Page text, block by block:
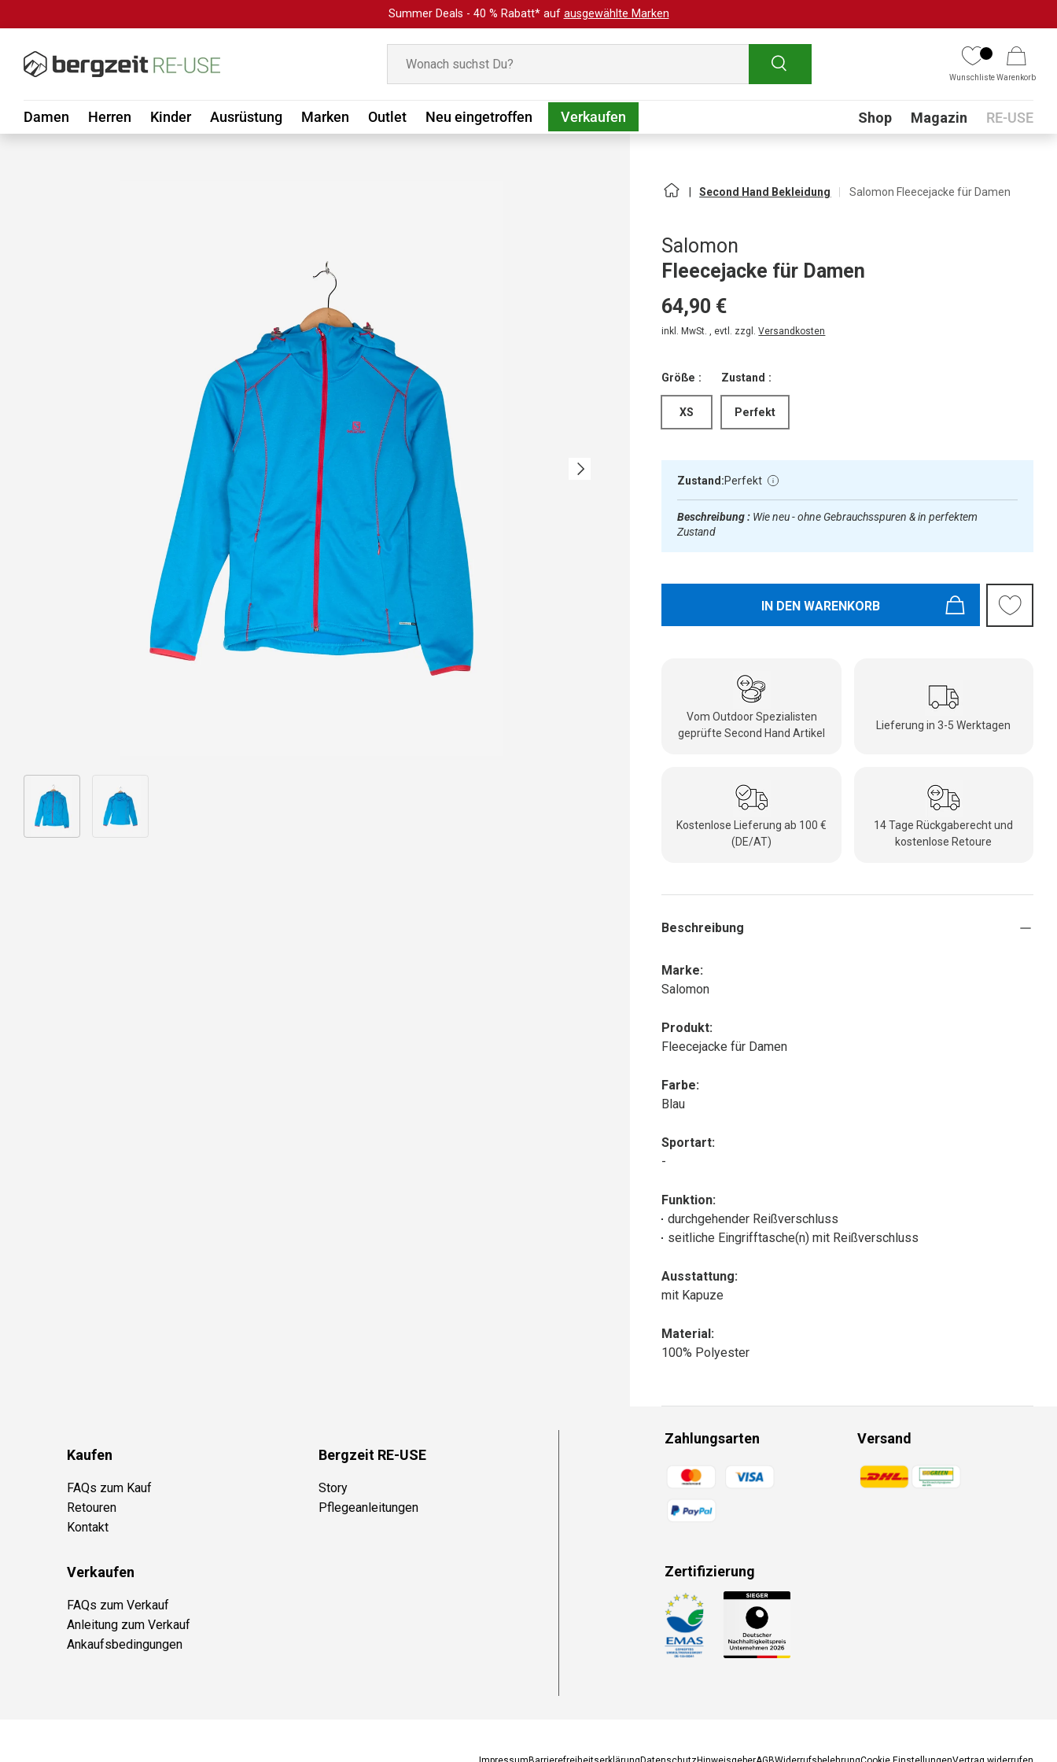
Summer Deals - 40 % Rabatt* auf ausgewählte Marken
Suchen
WunschlisteWarenkorb
Damen Herren Kinder Ausrüstung Marken Outlet Neu eingetroffen Verkaufen Submenu
Shop Magazin RE-USE
Nächste
Bild 1 in Galerieansicht laden
Second Hand Bekleidung Salomon Fleecejacke für Damen
Salomon
Fleecejacke für Damen
64,90 €
inkl. MwSt. , evtl. zzgl.Versandkosten
Größe :
XS
Zustand :
Perfekt
Zustand:Perfekt
Beschreibung : Wie neu - ohne Gebrauchsspuren & in perfektem
Zustand
IN DEN WARENKORB
Vom Outdoor Spezialisten
geprüfte Second Hand Artikel
Lieferung in 3-5 Werktagen
Kostenlose Lieferung ab 100 €
(DE/AT)
14 Tage Rückgaberecht und
kostenlose Retoure
Beschreibung
Marke:
Salomon
Produkt:
Fleecejacke für Damen
Farbe:
Blau
Sportart:
-
Funktion:
durchgehender Reißverschluss
seitliche Eingrifftasche(n) mit Reißverschluss
Ausstattung:
mit Kapuze
Material:
100% Polyester
Kaufen
FAQs zum Kauf
Retouren
Kontakt
Bergzeit RE-USE
Story
Pflegeanleitungen
Verkaufen
FAQs zum Verkauf
Anleitung zum Verkauf
Ankaufsbedingungen
Zahlungsarten
Zahlungsmethoden
Versand
Zahlungsmethoden
Zertifizierung
Zahlungsmethoden